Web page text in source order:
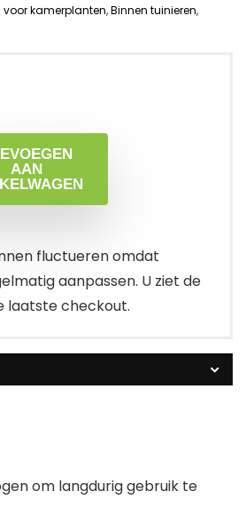
voor kamerplanten,Binnen tuinieren,
AAN
fluctueren omdat
aanpassen. U ziet de
laatste checkout.
om langdurig gebruik te